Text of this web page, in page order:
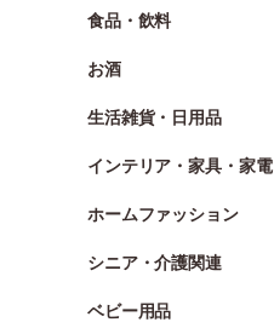
食品・飲料
お酒
生活雑貨・日用品
インテリア・家具・家電
ホームファッション
シニア・介護関連
ベビー用品